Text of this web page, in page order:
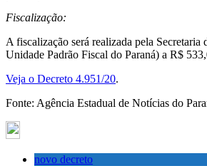
Fiscalização:
A fiscalização será realizada pela
Unidade Padrão Fiscal do Paraná) a R$
Veja o Decreto 4.951/20.
Fonte: Agência Estadual de Notícias do
novo decreto